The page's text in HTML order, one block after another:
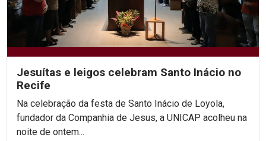
Jesuítas e leigos celebram Santo Inácio no
Recife
Na celebração da festa de Santo Inácio de Loyola,
fundador da Companhia de Jesus, a UNICAP acolheu na
noite de ontem...